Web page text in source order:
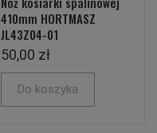
410mm HORTMASZ
JL43Z04-01
50,00 zł
Do koszyka